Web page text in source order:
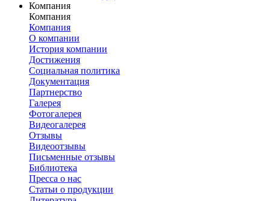
Компания
Компания
Компания
О компании
История компании
Достижения
Социальная политика
Документация
Партнерство
Галерея
Фотогалерея
Видеогалерея
Отзывы
Видеоотзывы
Письменные отзывы
Библиотека
Пресса о нас
Статьи о продукции